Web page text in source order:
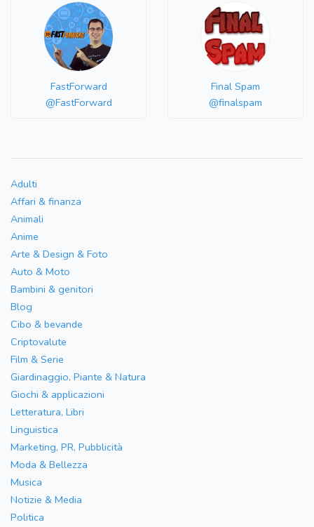
FastForward
@FastForward
Final Spam
@finalspam
Adulti
Affari & finanza
Animali
Anime
Arte & Design & Foto
Auto & Moto
Bambini & genitori
Blog
Cibo & bevande
Criptovalute
Film & Serie
Giardinaggio, Piante & Natura
Giochi & applicazioni
Letteratura, Libri
Linguistica
Marketing, PR, Pubblicità
Moda & Bellezza
Musica
Notizie & Media
Politica